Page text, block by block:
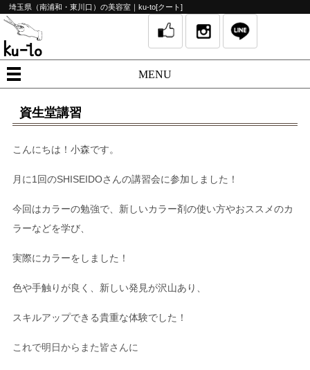
埼玉県（南浦和・東川口）の美容室｜ku-to[クート]
MENU
資生堂講習
こんにちは！小森です。
月に1 回のSHISEIDOさんの講習会に参加しました！
今回はカラーの勉強で、新しいカラー剤の使い方やおススメのカ
ラーなどを学び、
実際にカラーをしました！
色や手触りが良く、新しい発見が沢山あり、
スキルアップできる貴重な体験でした！
これで明日からまた皆さんに